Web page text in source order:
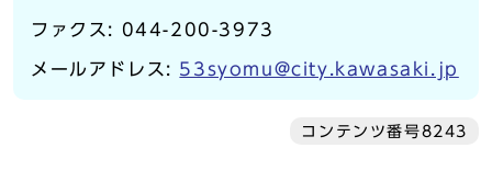
ファクス: 044-200-3973
メールアドレス: 53syomu@city.kawasaki.jp
コンテンツ番号8243